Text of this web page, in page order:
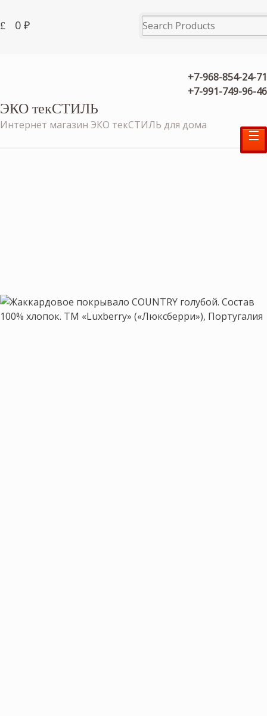
0₽
+7-968-854-24-71
+7-991-749-96-46
ЭКО текСТИЛЬ
Интернет магазин ЭКО текСТИЛЬ для дома
☰